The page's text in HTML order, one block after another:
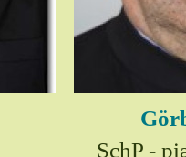
SchP -